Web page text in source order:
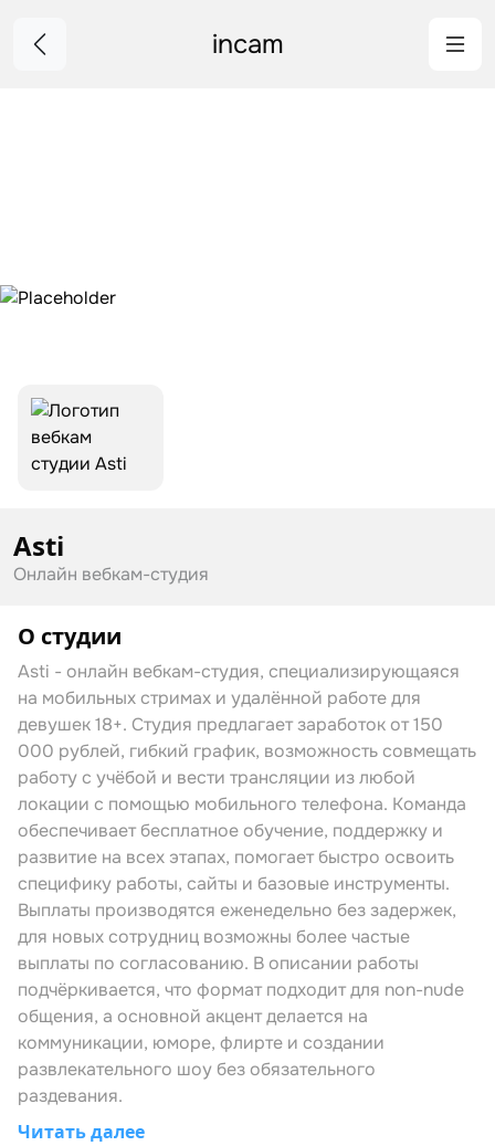
incam
Asti
Онлайн вебкам-студия
О студии
Asti - онлайн вебкам-студия, специализирующаяся
на мобильных стримах и удалённой работе для
девушек 18+. Студия предлагает заработок от 150
000 рублей, гибкий график, возможность совмещать
работу с учёбой и вести трансляции из любой
локации с помощью мобильного телефона. Команда
обеспечивает бесплатное обучение, поддержку и
развитие на всех этапах, помогает быстро освоить
специфику работы, сайты и базовые инструменты.
Выплаты производятся еженедельно без задержек,
для новых сотрудниц возможны более частые
выплаты по согласованию. В описании работы
подчёркивается, что формат подходит для non-nude
общения, а основной акцент делается на
коммуникации, юморе, флирте и создании
развлекательного шоу без обязательного
раздевания.
Читать далее